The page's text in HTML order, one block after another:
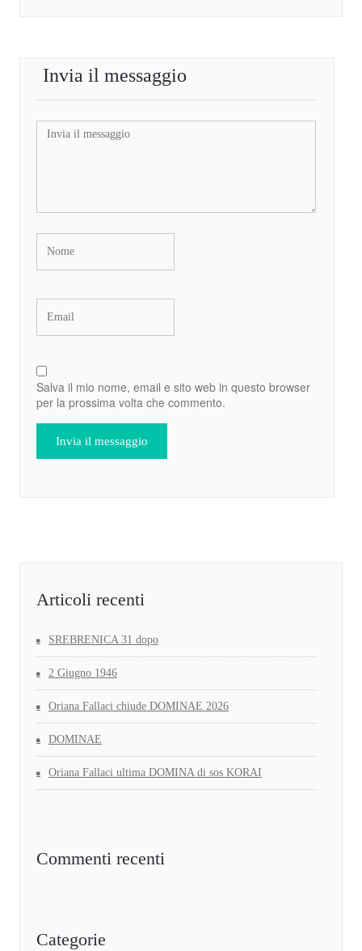
Invia il messaggio
Salva il mio nome, email e sito web in questo browser
per la prossima volta che commento.
Articoli recenti
SREBRENICA 31 dopo
2 Giugno 1946
Oriana Fallaci chiude DOMINAE 2026
DOMINAE
Oriana Fallaci ultima DOMINA di sos KORAI
Commenti recenti
Categorie